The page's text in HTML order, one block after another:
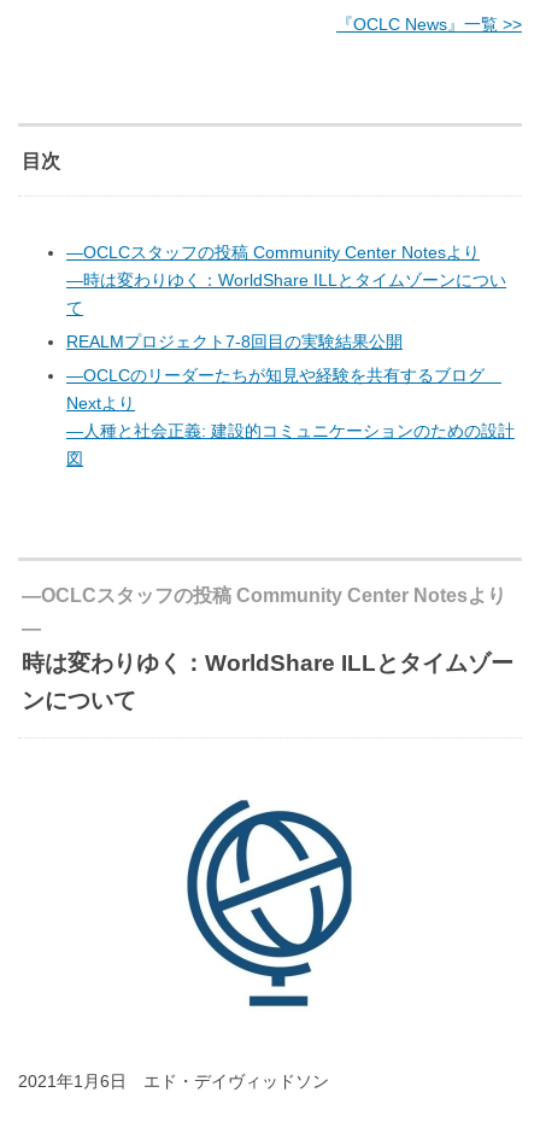
『OCLC News』一覧 >>
目次
―OCLCスタッフの投稿 Community Center Notesより
―時は変わりゆく：WorldShare ILLとタイムゾーンについ
て
REALMプロジェクト7-8回目の実験結果公開
―OCLCのリーダーたちが知見や経験を共有するブログ
Nextより
―人種と社会正義: 建設的コミュニケーションのための設計
図
―OCLCスタッフの投稿 Community Center Notesより
―
時は変わりゆく：WorldShare ILLとタイムゾー
ンについて
2021年1月6日 エド・デイヴィッドソン